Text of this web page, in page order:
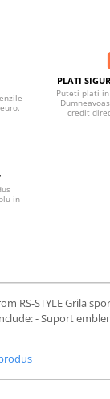
PLATI
Puteti plati
credit
in
RS-STYLE Grila
- Suport